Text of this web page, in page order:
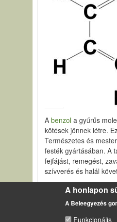
Abenzol a gyűrűs
kötések jönnek létre.
Természetes és
festék gyártásában. A
fejfájást, remegést,
szívverés és halál
Szerves vegyületek
A honlapon
A Beleegyezés
Funkcionális